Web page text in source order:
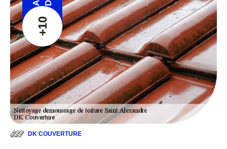
+10
DK COUVERTURE